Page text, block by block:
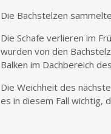
Die Bachstelzen
Die Schafe verlieren im
wurden von den
Balken im Dachbereich
Die Weichheit des
es in diesem Fall wichtig,